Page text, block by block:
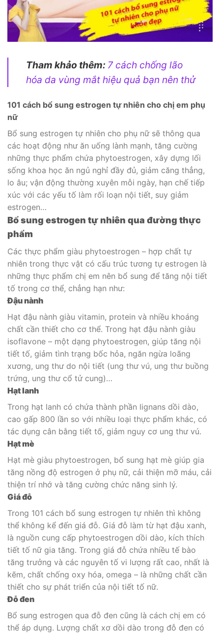
Tham khảo thêm: 7 cách chống lão
hóa da vùng mắt hiệu quả bạn nên thử
101 cách bổ sung estrogen tự nhiên cho chị em phụ
nữ
Bổ sung estrogen tự nhiên cho phụ nữ sẽ thông qua
các hoạt động như ăn uống lành mạnh, tăng cường
những thực phẩm chứa phytoestrogen, xây dựng lối
sống khoa học ăn ngủ nghỉ đầy đủ, giảm căng thẳng,
lo âu; vận động thường xuyên mỗi ngày, hạn chế tiếp
xúc với các yếu tố làm rối loạn nội tiết, suy giảm
estrogen…
Bổ sung estrogen tự nhiên qua đường thực
phẩm
Các thực phẩm giàu phytoestrogen – hợp chất tự
nhiên trong thực vật có cấu trúc tương tự estrogen là
những thực phẩm chị em nên bổ sung để tăng nội tiết
tố trong cơ thể, chẳng hạn như:
Đậu nành
Hạt đậu nành giàu vitamin, protein và nhiều khoáng
chất cần thiết cho cơ thể. Trong hạt đậu nành giàu
isoflavone – một dạng phytoestrogen, giúp tăng nội
tiết tố, giảm tình trạng bốc hỏa, ngăn ngừa loãng
xương, ung thư do nội tiết (ung thư vú, ung thư buồng
trứng, ung thư cổ tử cung)…
Hạt lanh
Trong hạt lanh có chứa thành phần lignans dồi dào,
cao gấp 800 lần so với nhiều loại thực phẩm khác, có
tác dụng cân bằng tiết tố, giảm nguy cơ ung thư vú.
Hạt mè
Hạt mè giàu phytoestrogen, bổ sung hạt mè giúp gia
tăng nồng độ estrogen ở phụ nữ, cải thiện mỡ máu, cải
thiện trí nhớ và tăng cường chức năng sinh lý.
Giá đỗ
Trong 101 cách bổ sung estrogen tự nhiên thì không
thể không kể đến giá đỗ. Giá đỗ làm từ hạt đậu xanh,
là nguồn cung cấp phytoestrogen dồi dào, kích thích
tiết tố nữ gia tăng. Trong giá đỗ chứa nhiều tế bào
tăng trưởng và các nguyên tố vi lượng rất cao, nhất là
kẽm, chất chống oxy hóa, omega – là những chất cần
thiết cho sự phát triển của nội tiết tố nữ.
Đỗ đen
Bổ sung estrogen qua đỗ đen cũng là cách chị em có
thể áp dụng. Lượng chất xơ dồi dào trong đỗ đen có